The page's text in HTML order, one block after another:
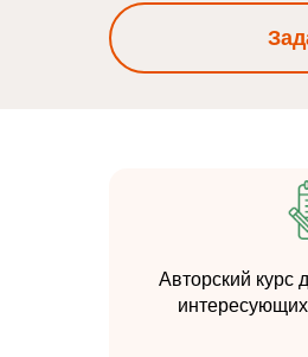
Авторский курс